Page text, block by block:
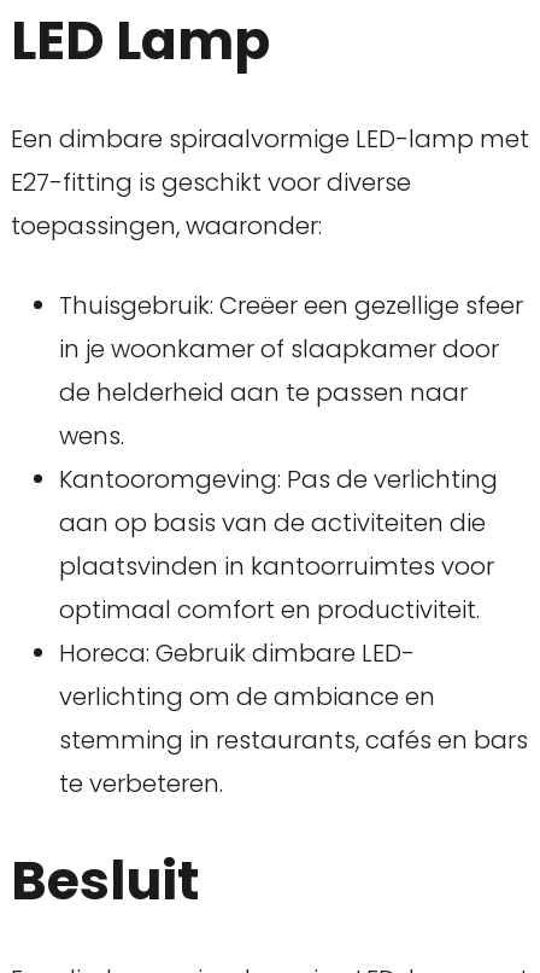
LED Lamp
Een dimbare spiraalvormige LED-lamp met
E27-fitting is geschikt voor diverse
toepassingen, waaronder:
Thuisgebruik: Creëer een gezellige sfeer
in je woonkamer of slaapkamer door
de helderheid aan te passen naar
wens.
Kantooromgeving: Pas de verlichting
aan op basis van de activiteiten die
plaatsvinden in kantoorruimtes voor
optimaal comfort en productiviteit.
Horeca: Gebruik dimbare LED-
verlichting om de ambiance en
stemming in restaurants, cafés en bars
te verbeteren.
Besluit